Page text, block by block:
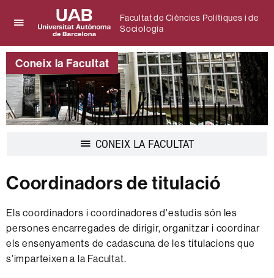
per
desplegar
el
menú
de
Facultat
de
Sociologia
Universitat
Autònoma
de
Barcelona
Facultat de Ciències Polítiques i de
Sociologia
Coneix la Facultat
CONEIX LA FACULTATDesplegar
Coordinadors de titulació
Els coordinadors i coordinadores d'estudis són les
persones encarregades de dirigir, organitzar i coordinar
els ensenyaments de cadascuna de les titulacions que
s'imparteixen a la Facultat.